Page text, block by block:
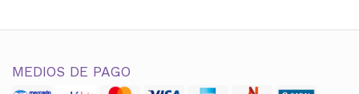
MEDIOS DE PAGO